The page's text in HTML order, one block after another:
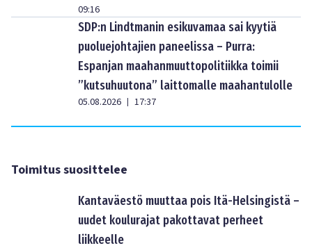
09:16
SDP:n Lindtmanin esikuvamaa sai kyytiä
puoluejohtajien paneelissa – Purra:
Espanjan maahanmuuttopolitiikka toimii
”kutsuhuutona” laittomalle maahantulolle
05.08.2026 | 17:37
Toimitus suosittelee
Kantaväestö muuttaa pois Itä-Helsingistä –
uudet koulurajat pakottavat perheet
liikkeelle